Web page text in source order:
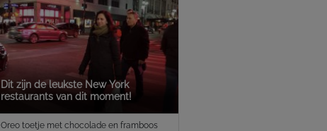
Dit zijn de leukste New York
restaurants van dit moment!
Oreo toetje met chocolade en framboos